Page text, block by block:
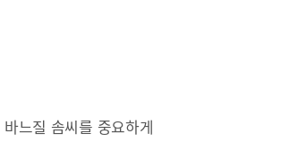
느질 솜씨를 중요하게